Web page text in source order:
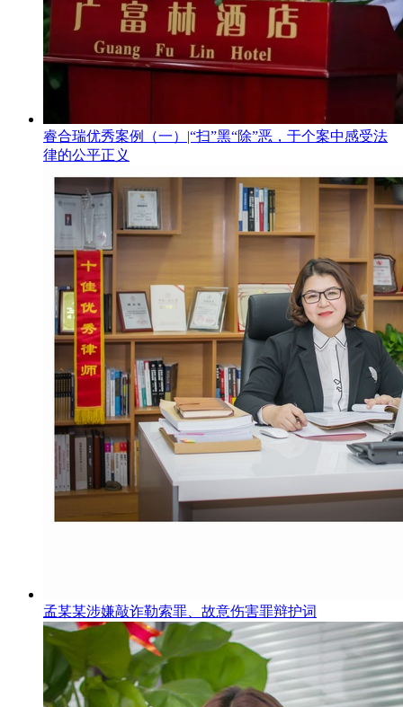
睿合瑞优秀案例（一）|“扫”黑“除”恶，于个案中感受法
律的公平正义
孟某某涉嫌敲诈勒索罪、故意伤害罪辩护词